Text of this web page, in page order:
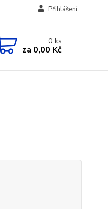
Přihlášení
0ks
za 0,00 Kč